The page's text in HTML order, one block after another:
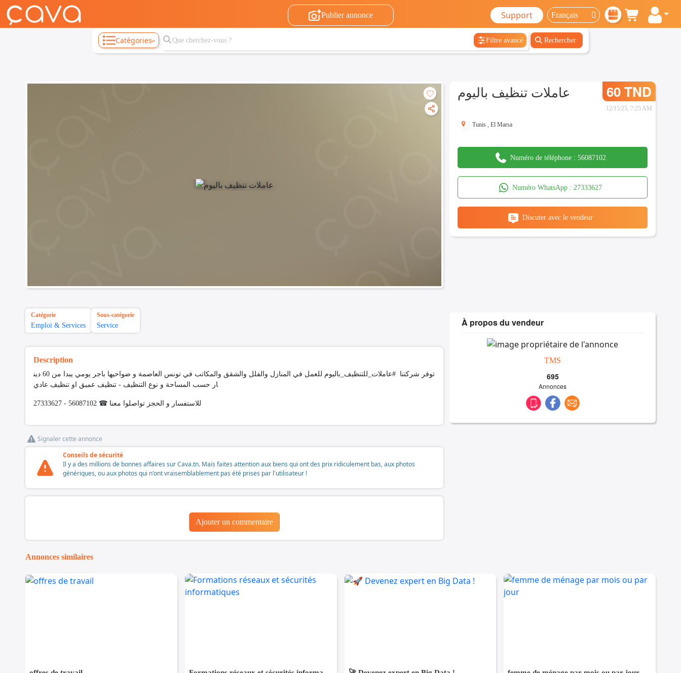
Publier annonce Support
Catégories Filtre avancé Rechercher
عاملات تنظيف باليوم 60 TND
12/15/25, 7:25 AM
Tunis ,El Marsa
Numéro de téléphone : 56087102
Numéro WhatsApp :27333627
Discuter avec le vendeur
Catégorie
Emploi & Services
Sous-catégorie
Service
Description
توفر شركتنا #عاملات_للتنظيف_باليوم للعمل في المنازل والفلل والشقق والمكاتب في تونس العاصمة و ضواحيها باجر يومي يبدا من 60 دين
ار حسب المساحة و نوع التنظيف - تنظيف عميق او تنظيف عادي
للاستفسار و الحجز تواصلوا معنا ☎ 56087102 - 27333627
Signaler cette annonce
Conseils de sécurité
Il y a des millions de bonnes affaires sur Cava.tn. Mais faites attention aux biens qui ont des prix ridiculement bas, aux photos
génériques, ou aux photos qui n'ont vraisemblablement pas été prises par l'utilisateur !
Ajouter un commentaire
À propos du vendeur
TMS
695
Annonces
Annonces similaires